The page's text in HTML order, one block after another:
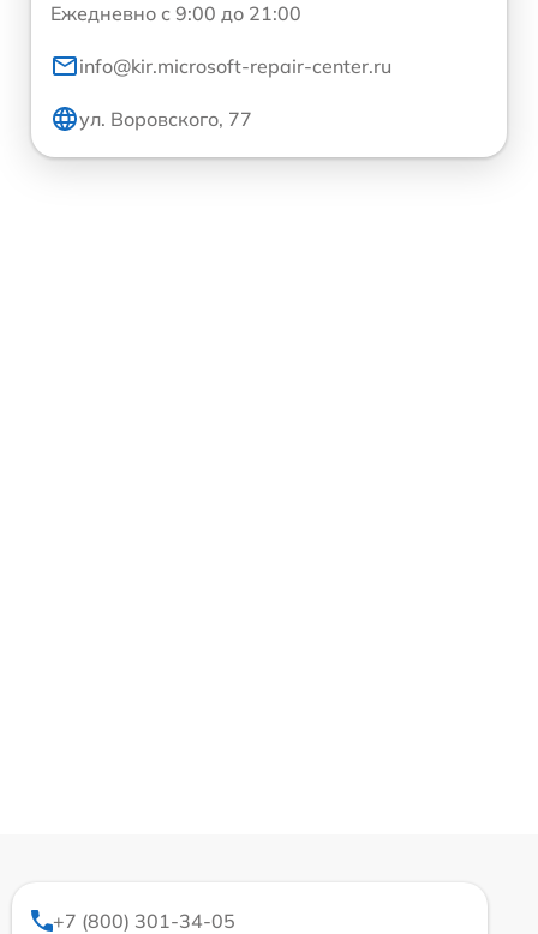
Ежедневно с 9:00 до 21:00
info@kir.microsoft-repair-center.ru
ул. Воровского, 77
+7 (800) 301-34-05